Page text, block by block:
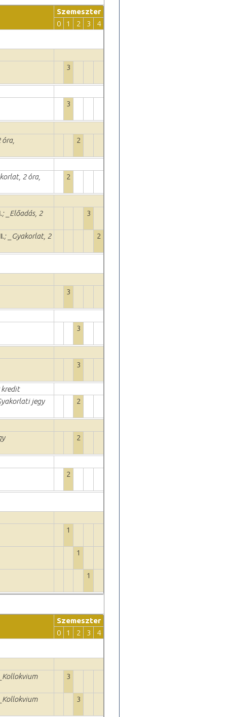
Szemeszter
0
1 2 3 4
3
3
2
2 óra,
2
; _Előadás, 2
3
; _Gyakorlat, 2
2
3
3
3
kredit
jegy 2
2
2
1
1
1
Szemeszter
0
1 2 3 4
3
3